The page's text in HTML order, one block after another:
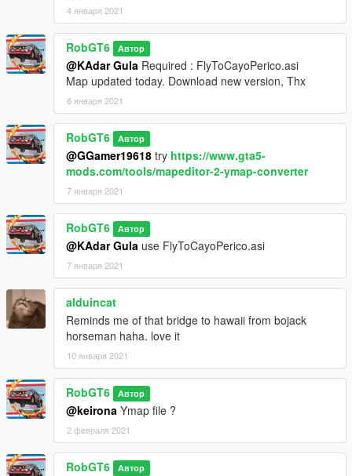
4 января 2021
RobGT6 Автор
@KAdar Gula Required : FlyToCayoPerico.asi
Map updated today. Download new version, Thx
6 января 2021
RobGT6 Автор
@GGamer19618 try https://www.gta5-
mods.com/tools/mapeditor-2-ymap-converter
7 января 2021
RobGT6 Автор
@KAdar Gula use FlyToCayoPerico.asi
7 января 2021
alduincat
Reminds me of that bridge to hawaii from bojack
horseman haha. love it
10 января 2021
RobGT6 Автор
@keirona Ymap file ?
2 февраля 2021
RobGT6 Автор